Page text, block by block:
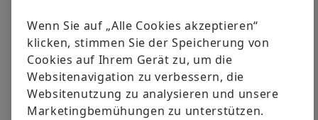
Cobots arbeiten nicht nur direkt mit Menschen zusammen, sie sollen
auch selbstständig von ihnen lernen
© KUKA
Wichtiger Treiber für Industrie 4.0
Wenn Sie auf „Alle Cookies akzeptieren“
klicken, stimmen Sie der Speicherung von
Cookies auf Ihrem Gerät zu, um die
Websitenavigation zu verbessern, die
Websitenutzung zu analysieren und unsere
Marketingbemühungen zu unterstützen.